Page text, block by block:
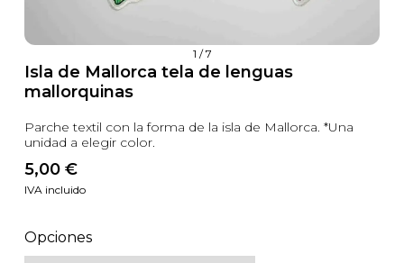
1 /7
Isla de Mallorca tela de lenguas
mallorquinas
Parche textil con la forma de la isla de Mallorca. *Una
unidad a elegir color.
5,00 €
IVA incluido
Opciones